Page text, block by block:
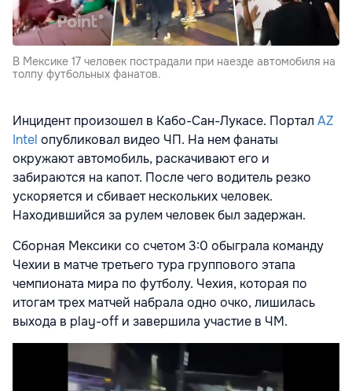
В Мексике 17 человек пострадали при наезде автомобиля на
толпу футбольных фанатов.
Инцидент произошел в Кабо-Сан-Лукасе. Портал AZ
Intel опубликовал видео ЧП. На нем фанаты
окружают автомобиль, раскачивают его и
забираются на капот. После чего водитель резко
ускоряется и сбивает нескольких человек.
Находившийся за рулем человек был задержан.
Сборная Мексики со счетом 3:0 обыграла команду
Чехии в матче третьего тура группового этапа
чемпионата мира по футболу. Чехия, которая по
итогам трех матчей набрала одно очко, лишилась
выхода в play-off и завершила участие в ЧМ.